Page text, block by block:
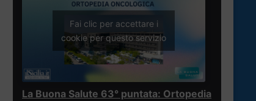
Fai clic per accettare i
cookie per questo servizio
La Buona Salute 63° puntata: Ortopedia